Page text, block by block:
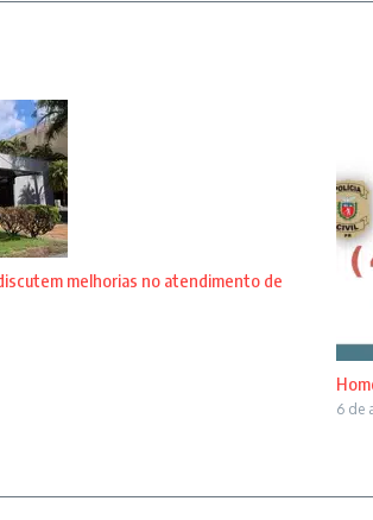
melhorias no atendimento de
6 de